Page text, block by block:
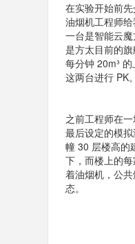
在实验开始前
油烟机工程师
一台是智能云
是方太目前的
每分钟 20m³
这两台进行 PK。
之前工程师在
最后设定的模
幢 30 层楼高的
下，而楼上的
着油烟机，公
态。